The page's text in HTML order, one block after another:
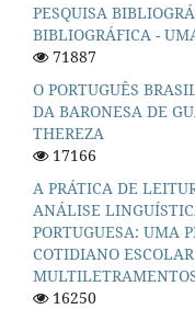
PESQUISA
BIBLIOGRÁFICA -
71887
O PORTUGUÊS
DA BARONESA DE
THEREZA
17166
A PRÁTICA DE
ANÁLISE
PORTUGUESA: UMA
COTIDIANO
16250